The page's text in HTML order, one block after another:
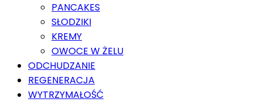
PANCAKES
SŁODZIKI
KREMY
OWOCE W ŻELU
ODCHUDZANIE
REGENERACJA
WYTRZYMAŁOŚĆ